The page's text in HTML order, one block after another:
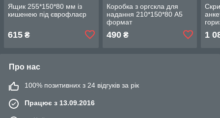
Ящик 255*150*80 мм із
кишенею під єврофлаєр
615 ₴
Коробка з оргскла для
надання 210*150*80 А5
формат
490₴ 1
Про нас
100% позитивних з 24 відгуків за рік
Працює з 13.09.2016